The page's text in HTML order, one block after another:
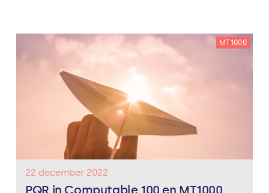
MT1000
22 december 2022
PQR in Computable 100 en MT1000